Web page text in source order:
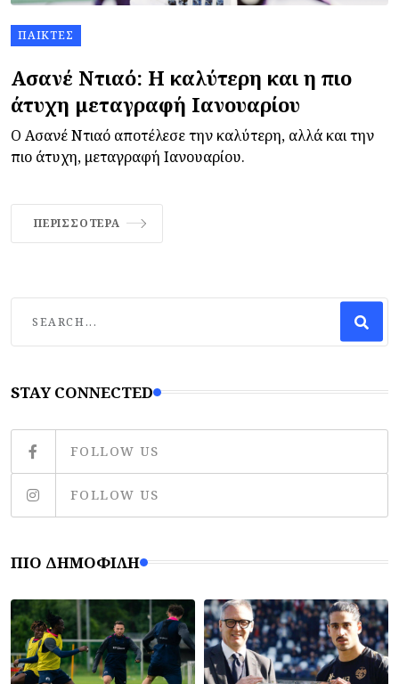
ΠΑΊΚΤΕΣ
Ασανέ Ντιαό: Η καλύτερη και η πιο
άτυχη μεταγραφή Ιανουαρίου
Ο Ασανέ Ντιαό αποτέλεσε την καλύτερη, αλλά και την
πιο άτυχη, μεταγραφή Ιανουαρίου.
ΠΕΡΙΣΣΌΤΕΡΑ
STAY CONNECTED
FOLLOW US
FOLLOW US
ΠΙΟ ΔΗΜΟΦΙΛΉ